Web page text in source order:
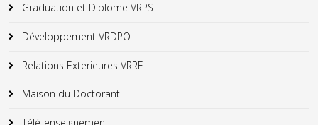
Graduation et Diplome VRPS
Développement VRDPO
Relations Exterieures VRRE
Maison du Doctorant